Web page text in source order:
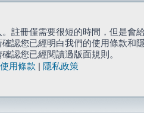
註冊僅需要很短的時間，但是會
認您已經明白我們的使用條款和
認您已經閱讀過版面規則。
使用條款
隱私政策